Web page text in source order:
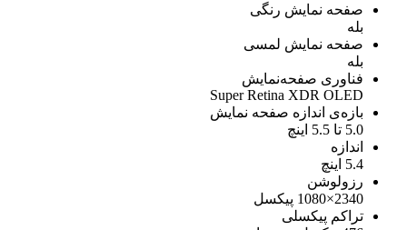
صفحه نمایش رنگی
بله
صفحه نمایش لمسی
بله
فناوری صفحه‌نمایش
Super Retina XDR OLED
بازه‌ی اندازه صفحه نمایش
5.0 تا 5.5 اینچ
اندازه
5.4 اینچ
رزولوشن
2340×1080 پیکسل
تراکم پیکسلی